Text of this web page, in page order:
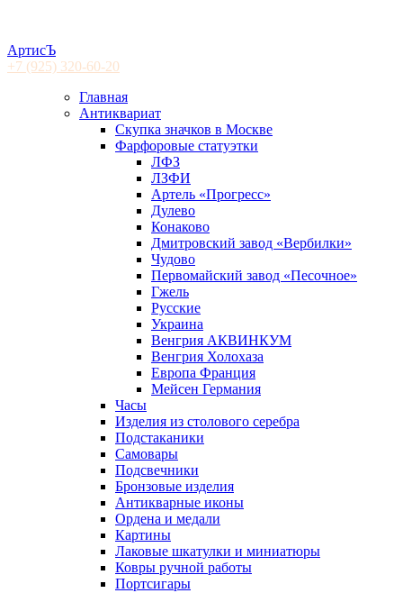
АртисЪ
+7 (925) 320-60-20
Главная
Антиквариат
Скупка значков в Москве
Фарфоровые статуэтки
ЛФЗ
ЛЗФИ
Артель «Прогресс»
Дулево
Конаково
Дмитровский завод «Вербилки»
Чудово
Первомайский завод «Песочное»
Гжель
Русские
Украина
Венгрия АКВИНКУМ
Венгрия Холохаза
Европа Франция
Мейсен Германия
Часы
Изделия из столового серебра
Подстаканики
Самовары
Подсвечники
Бронзовые изделия
Антикварные иконы
Ордена и медали
Картины
Лаковые шкатулки и миниатюры
Ковры ручной работы
Портсигары